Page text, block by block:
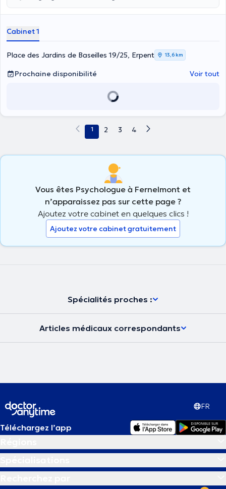
Cabinet 1
Place des Jardins de Baseilles 19/25, Erpent 13,6 km
Prochaine disponibilité Voir tout
1 2 3 4
Vous êtes Psychologue à Fernelmont et
n’apparaissez pas sur cette page ?
Ajoutez votre cabinet en quelques clics !
Ajoutez votre cabinet gratuitement
Spécialités proches :
Articles médicaux correspondants
FR
Téléchargez l’app